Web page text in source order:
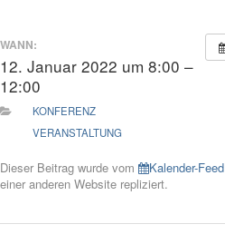
WANN:
12. Januar 2022 um 8:00 –
12:00
KONFERENZ
VERANSTALTUNG
Dieser Beitrag wurde vom
Kalender-Feed
einer anderen Website repliziert.